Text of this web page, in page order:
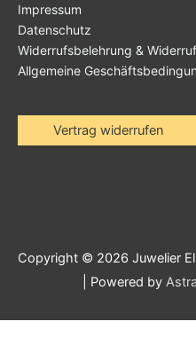
Impressum
Datenschutz
Widerrufsbelehrung &
Allgemeine
Vertrag widerrufen
Copyright © 2026 Juwelier
| Powered by